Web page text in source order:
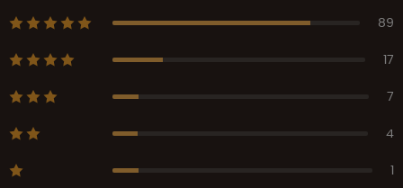
89
17
7
4
1